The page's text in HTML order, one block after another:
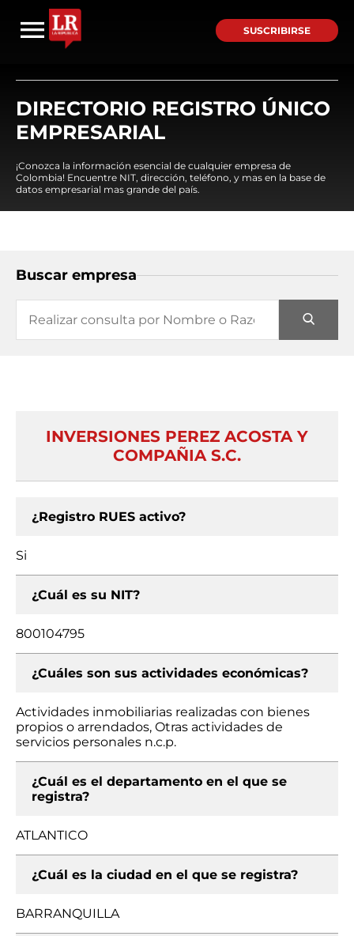
SUSCRIBIRSE
DIRECTORIO REGISTRO ÚNICO
EMPRESARIAL
¡Conozca la información esencial de cualquier empresa de
Colombia! Encuentre NIT, dirección, teléfono, y mas en la base de
datos empresarial mas grande del país.
Buscar empresa
INVERSIONES PEREZ ACOSTA Y
COMPAÑIA S.C.
¿Registro RUES activo?
Si
¿Cuál es su NIT?
800104795
¿Cuáles son sus actividades económicas?
Actividades inmobiliarias realizadas con bienes
propios o arrendados, Otras actividades de
servicios personales n.c.p.
¿Cuál es el departamento en el que se
registra?
ATLANTICO
¿Cuál es la ciudad en el que se registra?
BARRANQUILLA